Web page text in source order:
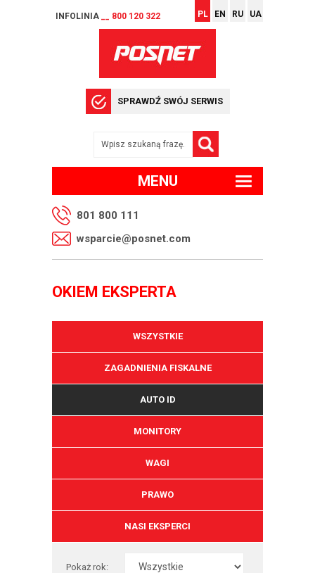
INFOLINIA __ 800 120 322 PL EN RU UA
SPRAWDŹ SWÓJ SERWIS
MENU
801 800 111
wsparcie@posnet.com
OKIEM EKSPERTA
WSZYSTKIE
ZAGADNIENIA FISKALNE
AUTO ID
MONITORY
WAGI
PRAWO
NASI EKSPERCI
Pokaż rok: